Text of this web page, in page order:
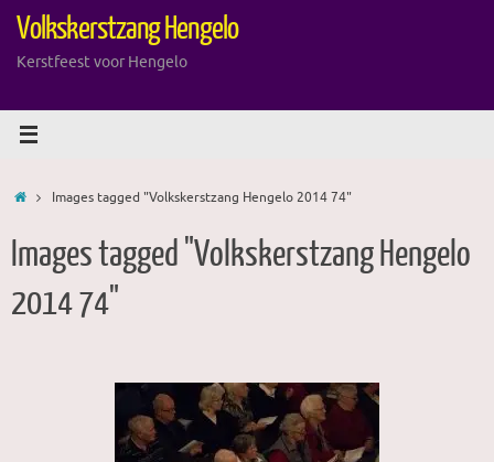
naarVolkskerstzang Hengelo
Kerstfeest voor Hengelo
HomeImages tagged "Volkskerstzang Hengelo 2014 74"
Images tagged "Volkskerstzang Hengelo
2014 74"